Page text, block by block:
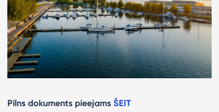
Pilns dokuments pieejams ŠEIT